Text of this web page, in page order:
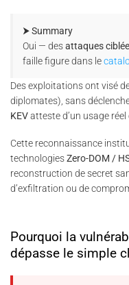
⮞ Summary
Oui — desattaques
faille figure dans le
Des exploitations ont visé
diplomates), sans
KEVatteste d’un usage
Cette reconnaissance
technologiesZero-DOM /
reconstruction de secret
d’exfiltration ou de
Pourquoi la
dépasse le simple